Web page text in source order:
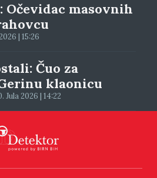
Očevidac masovnih
| 15:26
Čuo za
klaonicu
Jula 2026 | 14:22